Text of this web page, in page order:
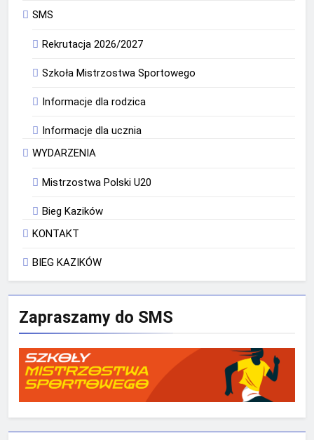
SMS
Rekrutacja 2026/2027
Szkoła Mistrzostwa Sportowego
Informacje dla rodzica
Informacje dla ucznia
WYDARZENIA
Mistrzostwa Polski U20
Bieg Kazików
KONTAKT
BIEG KAZIKÓW
Zapraszamy do SMS